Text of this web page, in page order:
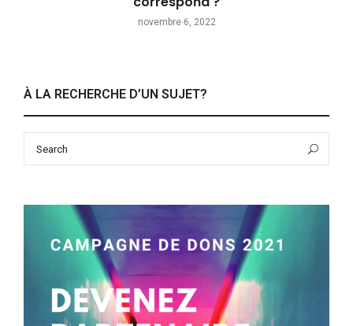
novembre 6, 2022
À LA RECHERCHE D’UN SUJET?